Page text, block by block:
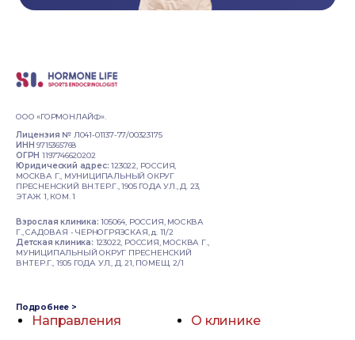
ООО «ГОРМОНЛАЙФ».
Лицензия № Л041-01137-77/00323175
ИНН 9715365768
ОГРН 1197746620202
Юридический адрес:123022, РОССИЯ,
МОСКВА Г., МУНИЦИПАЛЬНЫЙ ОКРУГ
ПРЕСНЕНСКИЙ ВН.ТЕР.Г., 1905 ГОДА УЛ., Д. 23,
ЭТАЖ 1, КОМ. 1
Взрослая клиника: 105064, РОССИЯ, МОСКВА
Г., САДОВАЯ - ЧЕРНОГРЯЗСКАЯ, д. 11/2
Детская клиника: 123022, РОССИЯ, МОСКВА Г.,
МУНИЦИПАЛЬНЫЙ ОКРУГ ПРЕСНЕНСКИЙ
ВН.ТЕР.Г., 1905 ГОДА УЛ., Д. 21, ПОМЕЩ. 2/1
Подробнее >
Направления О клинике